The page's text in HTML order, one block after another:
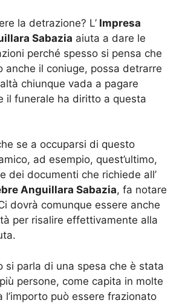
la detrazione? L’ Impresa
Sabazia aiuta a dare le
perché spesso si pensa che
anche il coniuge, possa detrarre
chiunque vada a pagare
il funerale ha diritto a questa
se a occuparsi di questo
ad esempio, quest’ultimo,
dei documenti che richiede all’
Anguillara Sabazia, fa notare
dovrà comunque essere anche
per risalire effettivamente alla
si parla di una spesa che è stata
persone, come capita in molte
l’importo può essere frazionato